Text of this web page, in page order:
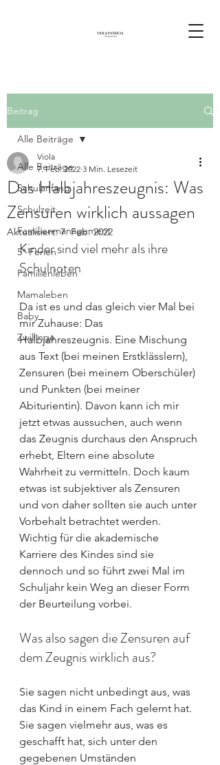
Beitrag
Alle Beiträge
Schulanfang
Schulzeit
Familienmanagement
5* Ferien
Familienleben
Mamaleben
Baby
Zwillinge
Alle Beiträge
Das Halbjahreszeugnis: Was
Zensuren wirklich aussagen
Viola
7. Feb. 2022 3 Min. Lesezeit
Aktualisiert:7. Feb. 2022
Kinder sind viel mehr als ihre
Schulnoten
Da ist es und das gleich vier Mal bei
mir Zuhause: Das
Halbjahreszeugnis. Eine Mischung
aus Text (bei meinen Erstklässlern),
Zensuren (bei meinem Oberschüler)
und Punkten (bei meiner
Abiturientin). Davon kann ich mir
jetzt etwas aussuchen, auch wenn
das Zeugnis durchaus den Anspruch
erhebt, Eltern eine absolute
Wahrheit zu vermitteln. Doch kaum
etwas ist subjektiver als Zensuren
und von daher sollten sie auch unter
Vorbehalt betrachtet werden.
Wichtig für die akademische
Karriere des Kindes sind sie
dennoch und so führt zwei Mal im
Schuljahr kein Weg an dieser Form
der Beurteilung vorbei.
Was also sagen die Zensuren auf
dem Zeugnis wirklich aus?
Sie sagen nicht unbedingt aus, was
das Kind in einem Fach gelernt hat.
Sie sagen vielmehr aus, was es
geschafft hat, sich unter den
gegebenen Umständen